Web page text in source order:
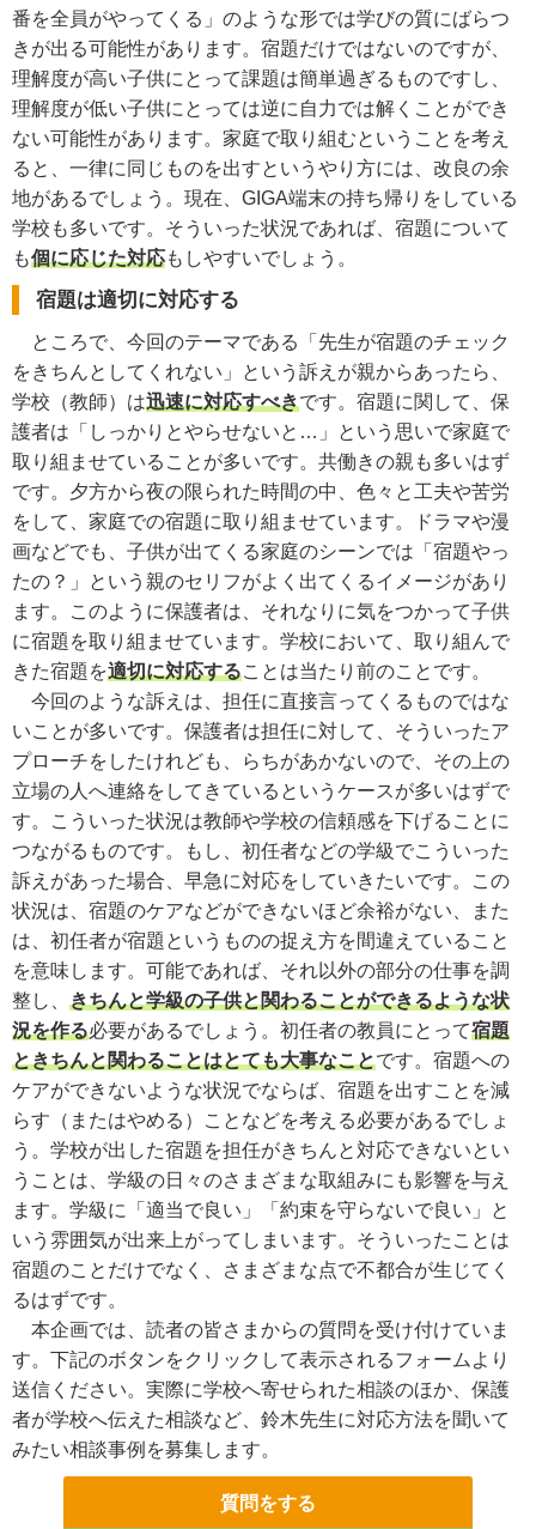
番を全員がやってくる」のような形では学びの質にばらつ
きが出る可能性があります。宿題だけではないのですが、
理解度が高い子供にとって課題は簡単過ぎるものですし、
理解度が低い子供にとっては逆に自力では解くことができ
ない可能性があります。家庭で取り組むということを考え
ると、一律に同じものを出すというやり方には、改良の余
地があるでしょう。現在、GIGA端末の持ち帰りをしている
学校も多いです。そういった状況であれば、宿題について
も個に応じた対応もしやすいでしょう。
宿題は適切に対応する
ところで、今回のテーマである「先生が宿題のチェック
をきちんとしてくれない」という訴えが親からあったら、
学校（教師）は迅速に対応すべきです。宿題に関して、保
護者は「しっかりとやらせないと…」という思いで家庭で
取り組ませていることが多いです。共働きの親も多いはず
です。夕方から夜の限られた時間の中、色々と工夫や苦労
をして、家庭での宿題に取り組ませています。ドラマや漫
画などでも、子供が出てくる家庭のシーンでは「宿題やっ
たの？」という親のセリフがよく出てくるイメージがあり
ます。このように保護者は、それなりに気をつかって子供
に宿題を取り組ませています。学校において、取り組んで
きた宿題を適切に対応することは当たり前のことです。
今回のような訴えは、担任に直接言ってくるものではな
いことが多いです。保護者は担任に対して、そういったア
プローチをしたけれども、らちがあかないので、その上の
立場の人へ連絡をしてきているというケースが多いはずで
す。こういった状況は教師や学校の信頼感を下げることに
つながるものです。もし、初任者などの学級でこういった
訴えがあった場合、早急に対応をしていきたいです。この
状況は、宿題のケアなどができないほど余裕がない、また
は、初任者が宿題というものの捉え方を間違えていること
を意味します。可能であれば、それ以外の部分の仕事を調
整し、 きちんと学級の子供と関わることができるような状
況を作る必要があるでしょう。初任者の教員にとって宿題
ときちんと関わることはとても大事なことです。宿題への
ケアができないような状況でならば、宿題を出すことを減
らす（またはやめる）ことなどを考える必要があるでしょ
う。学校が出した宿題を担任がきちんと対応できないとい
うことは、学級の日々のさまざまな取組みにも影響を与え
ます。学級に「適当で良い」「約束を守らないで良い」と
いう雰囲気が出来上がってしまいます。そういったことは
宿題のことだけでなく、さまざまな点で不都合が生じてく
るはずです。
本企画では、読者の皆さまからの質問を受け付けていま
す。下記のボタンをクリックして表示されるフォームより
送信ください。実際に学校へ寄せられた相談のほか、保護
者が学校へ伝えた相談など、鈴木先生に対応方法を聞いて
みたい相談事例を募集します。
質問をする